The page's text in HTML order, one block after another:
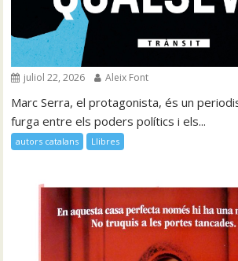
juliol 22, 2026 Aleix Font
Marc Serra, el protagonista, és un
furga entre els poders polítics i els...
autors catalans Llibres